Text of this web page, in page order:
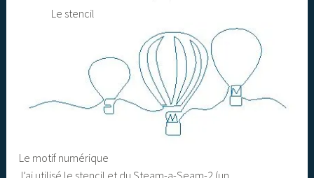
Le stencil
Le motif numérique
J’ai utilisé le stencil et du Steam-a-Seam-2 (un